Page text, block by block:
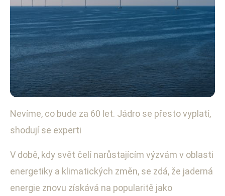
Energetická politika a obnovitelné zdroje
Jaderná Energie: Klíč k Udržitelné
Budoucnosti, Shodují se Experti
19. 8. 2025· 3 min čtení · Autor: Petra Fialová
Nevíme, co bude za 60 let. Jádro se přesto vyplatí,
shodují se experti
V době, kdy svět čelí narůstajícím výzvám v oblasti
energetiky a klimatických změn, se zdá, že jaderná
energie znovu získává na popularitě jako